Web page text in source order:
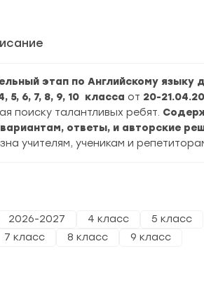
этап по Английскому языку
5, 6, 7, 8, 9, 10 класса от 20-
поиску талантливых ребят.
ответы, и авторские
учителям, ученикам и
2026-2027 4 класс
5 класс
7 класс 8 класс 9 класс